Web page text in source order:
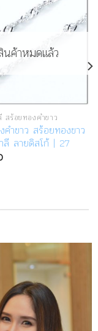
นค้าหมดแล้ว
สร้อยทองคำขาว
คำขาว สร้อยทองขาว
ลี ลายดิสโก้ | 27